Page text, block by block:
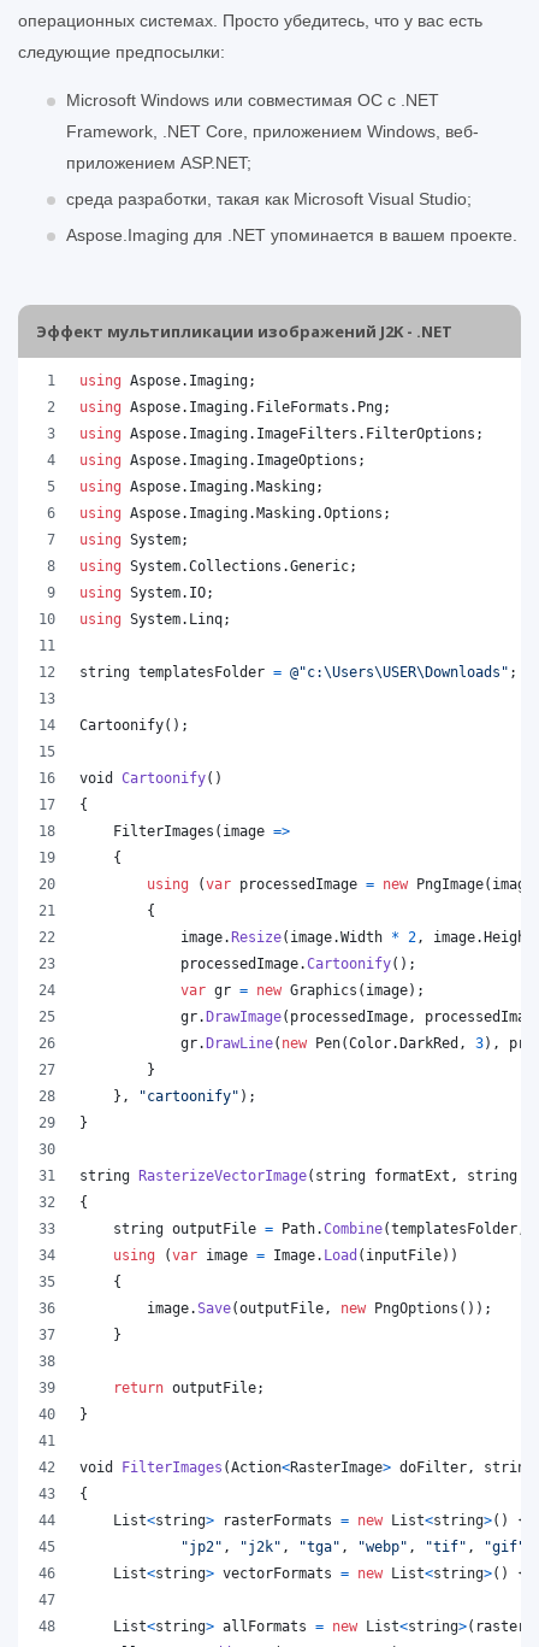
операционных системах. Просто убедитесь, что у вас есть
следующие предпосылки:
Microsoft Windows или совместимая ОС с .NET
Framework, .NET Core, приложением Windows, веб-
приложением ASP.NET;
среда разработки, такая как Microsoft Visual Studio;
Aspose.Imaging для .NET упоминается в вашем проекте.
Эффект мультипликации изображений J2K - .NET
using Aspose. Imaging;
using Aspose. Imaging. FileFormats . Png;
using Aspose. Imaging. ImageFilters . FilterOptions ;
using Aspose. Imaging. ImageOptions ;
using Aspose. Imaging.Masking;
using Aspose. Imaging.Masking.Options ;
using System;
using System.Collections .Generic;
using System. IO;
using System. Linq;
string templatesFolder = @"c:\Users\USER\Downloads" ;
Cartoonify( ) ;
void Cartoonify( )
{
FilterImages ( image =>
{
using
(var processedImage = new PngImage( image
{
image.Resize( image.Width * 2 , image.Height
processedImage.Cartoonify( ) ;
var gr = new Graphics ( image) ;
gr.DrawImage( processedImage ,
gr.DrawLine( new Pen(Color.DarkRed , 3) ,
}
} , "cartoonify" ) ;
}
string RasterizeVectorImage( string formatExt , string
{
string outputFile = Path.Combine(templatesFolder
using
(var image = Image. Load ( inputFile) )
{
image.Save(outputFile , new PngOptions ( ) ) ;
}
return outputFile;
}
void FilterImages (Action<RasterImage> doFilter ,
string
{
List<string> rasterFormats = new List<string>( ) {
"jp2" , "j2k" , "tga" , "webp" , "tif" , "gif"
List<string> vectorFormats = new List<string>( ) {
List<string> allFormats = new List<string>(